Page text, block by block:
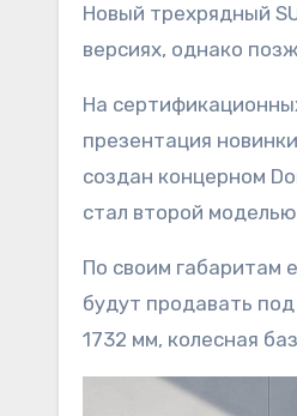
Новый трехрядный SUV получил необычные решения в салоне. Модель дебютировала в моноприводных
версиях, однако
На
презентация
создан концерном
стал второй
По своим габаритам
будут продавать
1732 мм, колесная